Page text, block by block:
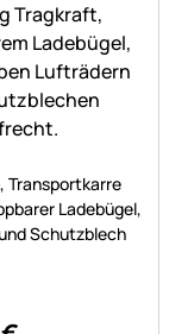
Transportkarre
Ladebügel,
Schutzblech